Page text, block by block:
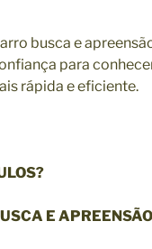
busca e
para
rápida e eficiente.
E